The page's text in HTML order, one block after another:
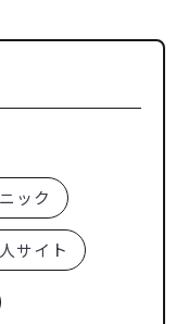
ック
サイト